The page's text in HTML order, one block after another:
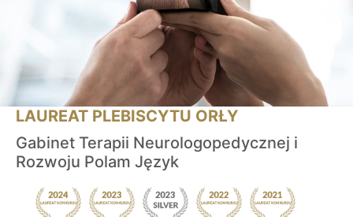
LAUREAT PLEBISCYTU ORŁY
Gabinet Terapii Neurologopedycznej i
Rozwoju Polam Język